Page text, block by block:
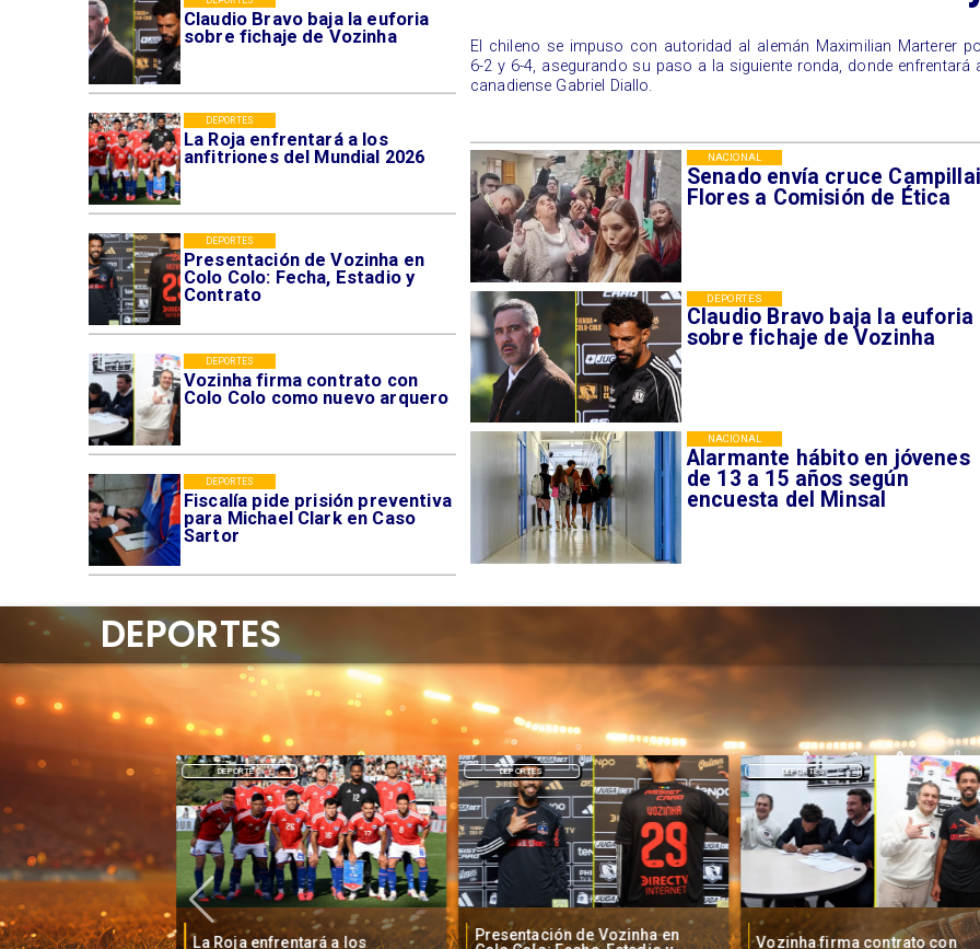
Claudio Bravo baja la euforia
sobre fichaje de Vozinha
La Roja enfrentará a los
anfitriones del Mundial 2026
DEPORTES
Presentación de Vozinha en
Colo Colo: Fecha, Estadio y
Contrato
DEPORTES
Vozinha firma contrato con
Colo Colo como nuevo arquero
DEPORTES
Fiscalía pide prisión preventiva
para Michael Clark en Caso
Sartor
DEPORTES
Senado envía cruce
Flores a Comisión de Ética
NACIONAL
Claudio Bravo baja la euforia
sobre fichaje de Vozinha
DEPORTES
Alarmante hábito en jóvenes
de 13 a 15 años según
encuesta del Minsal
NACIONAL
​El chileno se impuso con autoridad al alemán Maximilian Marterer
6-2 y 6-4, asegurando su paso a la siguiente ronda, donde enfrentará
canadiense Gabriel Diallo.
baja la euforia
La Roja enfrentará a los
DEPORTES
Presentación de Vozinha en
DEPORTES
Vozinha firma contrato con
DEPORTES
DEPORTES